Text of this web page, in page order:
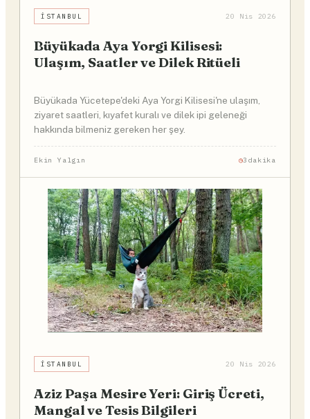
İSTANBUL 20 Nis 2026
Büyükada Aya Yorgi Kilisesi:
Ulaşım, Saatler ve Dilek Ritüeli
Büyükada Yücetepe'deki Aya Yorgi Kilisesi'ne ulaşım,
ziyaret saatleri, kıyafet kuralı ve dilek ipi geleneği
hakkında bilmeniz gereken her şey.
Ekin Yalgın 3dakika
İSTANBUL 20 Nis 2026
Aziz Paşa Mesire Yeri: Giriş Ücreti,
Mangal ve Tesis Bilgileri